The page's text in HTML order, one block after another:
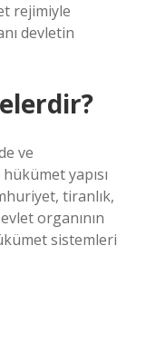
rejimiyle
devletin
ve
yapısı
tiranlık,
organının
sistemleri